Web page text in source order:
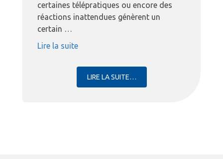
certaines télépratiques ou encore des
réactions inattendues génèrent un
certain …
Lire la suite« COACHING AD HOC »
LIRE LA SUITE…